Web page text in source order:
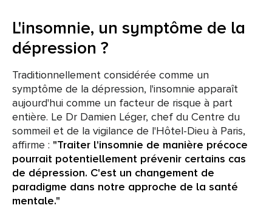
L'insomnie, un symptôme de la
dépression ?
Traditionnellement considérée comme un
symptôme de la dépression, l'insomnie apparaît
aujourd'hui comme un facteur de risque à part
entière. Le Dr Damien Léger, chef du Centre du
sommeil et de la vigilance de l'Hôtel-Dieu à Paris,
affirme : "Traiter l'insomnie de manière précoce
pourrait potentiellement prévenir certains cas
de dépression. C'est un changement de
paradigme dans notre approche de la santé
mentale."